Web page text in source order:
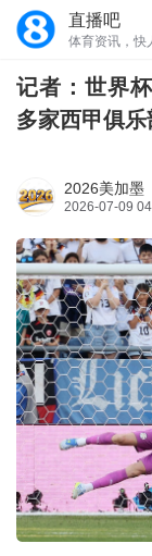
直播吧
体育资讯，快
记者：世界
多家西甲俱
2026美加墨
2026-07-09